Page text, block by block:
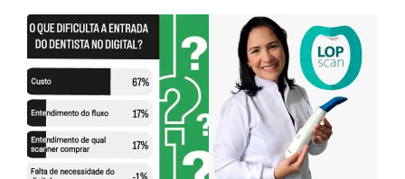
ORDEM DE SERVIÇO
TECNOLOGIAS
CONTATO
BLOG